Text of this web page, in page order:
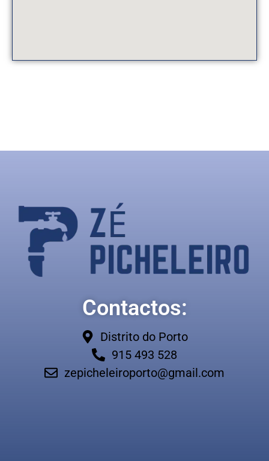
Contactos:
Distrito do Porto
915 493 528
zepicheleiroporto@gmail.com